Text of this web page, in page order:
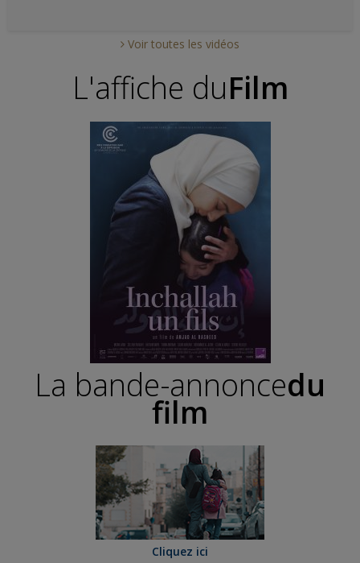
Voir toutes les vidéos
L'affiche duFilm
La bande-annoncedu
film
Cliquez ici